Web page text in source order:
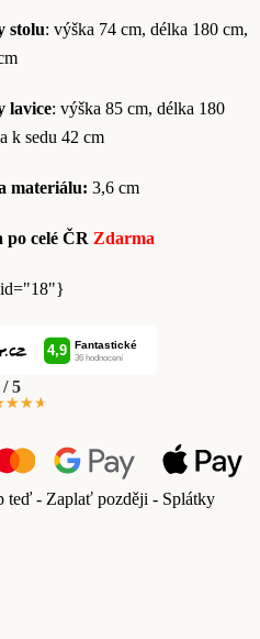
stolu: výška 74 cm, délka 180 cm,
lavice: výška 85 cm, délka 180
k sedu 42 cm
materiálu: 3,6 cm
po celé ČR Zdarma
/ 5
teď - Zaplať později - Splátky